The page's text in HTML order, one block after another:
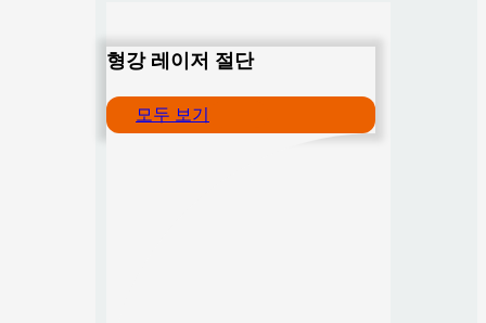
형강 레이저 절단
모두 보기